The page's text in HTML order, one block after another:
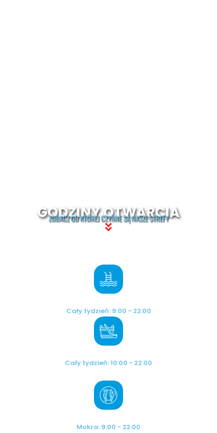
GODZINY OTWARCIA
ZOBACZ OD KTÓREJ CZYNNE SĄ NASZE STREFY
Cały tydzień: 9:00 - 22:00
Cały tydzień: 10:00 - 22:00
Mokra: 9:00 - 22:00